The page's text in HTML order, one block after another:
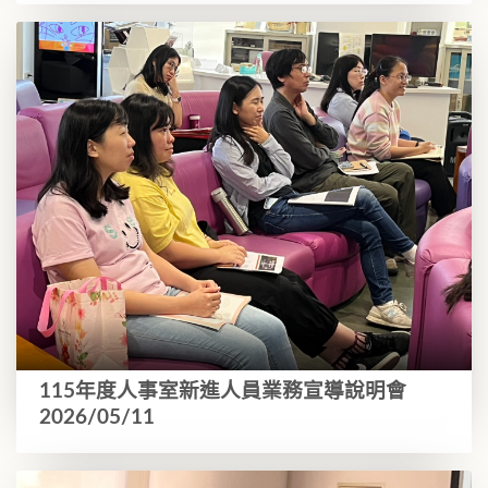
115年度人事室新進人員業務宣導說明會
2026/05/11